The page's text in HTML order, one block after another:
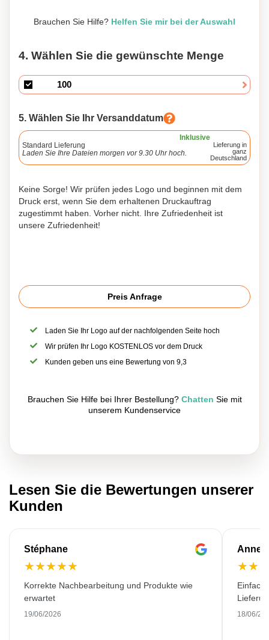
Brauchen Sie Hilfe? Helfen Sie mir bei der Auswahl
4. Wählen Sie die gewünschte Menge
5. Wählen Sie Ihr Versanddatum
Inklusive
Standard Lieferung
Laden Sie Ihre Dateien morgen vor 9.30 Uhr hoch.
Lieferung in
ganz
Deutschland
Keine Sorge! Wir prüfen jedes Logo und beginnen mit dem
Druck erst, wenn Sie dem erhaltenen Druckauftrag
zugestimmt haben. Vorher nicht. Ihre Zufriedenheit ist
unsere Zufriedenheit!
Preis Anfrage
Laden Sie Ihr Logo auf der nachfolgenden Seite hoch
Wir prüfen Ihr Logo KOSTENLOS vor dem Druck
Kunden geben uns eine Bewertung von 9,3
Brauchen Sie Hilfe bei Ihrer Bestellung? Chatten Sie mit
unserem Kundenservice
Lesen Sie die Bewertungen unserer
Kunden
Stéphane
★★★★★
Korrekte Nachbearbeitung und Produkte wie
erwartet
19/06/2026
Anne-
★★
18/06/